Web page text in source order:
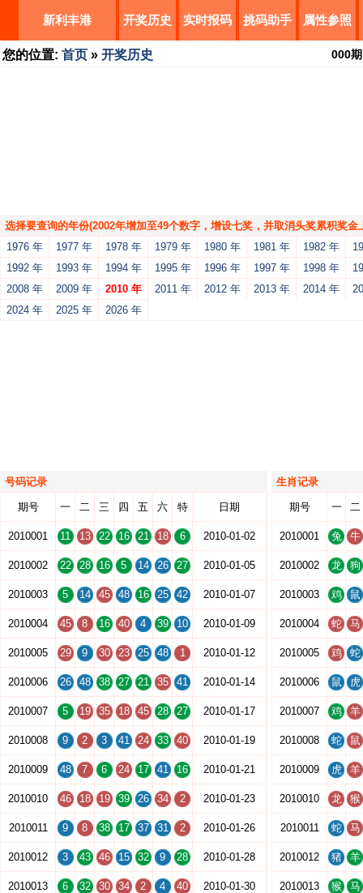
新利丰港 开奖历史 实时报码 挑码助手 属性参照
您的位置: 首页 » 开奖历史 000期
选择要查询的年份(2002年增加至49个数字，增设七奖，并取消头奖累积奖
1976 年
1977 年 1978 年 1979 年 1980 年 1981 年 1982 年
1992 年
1993 年 1994 年 1995 年 1996 年 1997 年 1998 年
2008 年
2009 年 2010 年 2011 年 2012 年 2013 年 2014 年
2024 年
2025 年 2026 年
号码记录
期号 一 二 三 四 五 六 特 日期
2010001 11 13 22 16 21 18 6 2010-01-02
2010002 22 28 16 5 14 26 27 2010-01-05
2010003 5 14 45 48 16 25 42 2010-01-07
2010004 45 8 16 40 4 39 10 2010-01-09
2010005 29 9 30 23 25 48 1 2010-01-12
2010006 26 48 38 27 21 35 41 2010-01-14
2010007 5 19 35 18 45 28 27 2010-01-17
2010008 9 2 3 41 24 33 40 2010-01-19
2010009 48 7 6 24 17 41 16 2010-01-21
2010010 46 18 19 39 26 34 2 2010-01-23
2010011 9 8 38 17 37 31 2 2010-01-26
2010012 3 43 46 15 32 9 28 2010-01-28
2010013 6 32 30 34 2 4 40 2010-01-30
生肖记录
期号 一 二
2010001 兔 牛
2010002 龙 狗
2010003 鸡 鼠
2010004 蛇 马
2010005 鸡 蛇
2010006 鼠 虎
2010007 鸡 羊
2010008 蛇 鼠
2010009 虎 羊
2010010 龙 猴
2010011 蛇 马
2010012 猪 羊
2010013 猴 马